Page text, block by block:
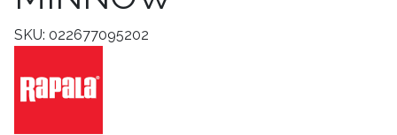
SKU: 022677095202